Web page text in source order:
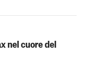
nel cuore del